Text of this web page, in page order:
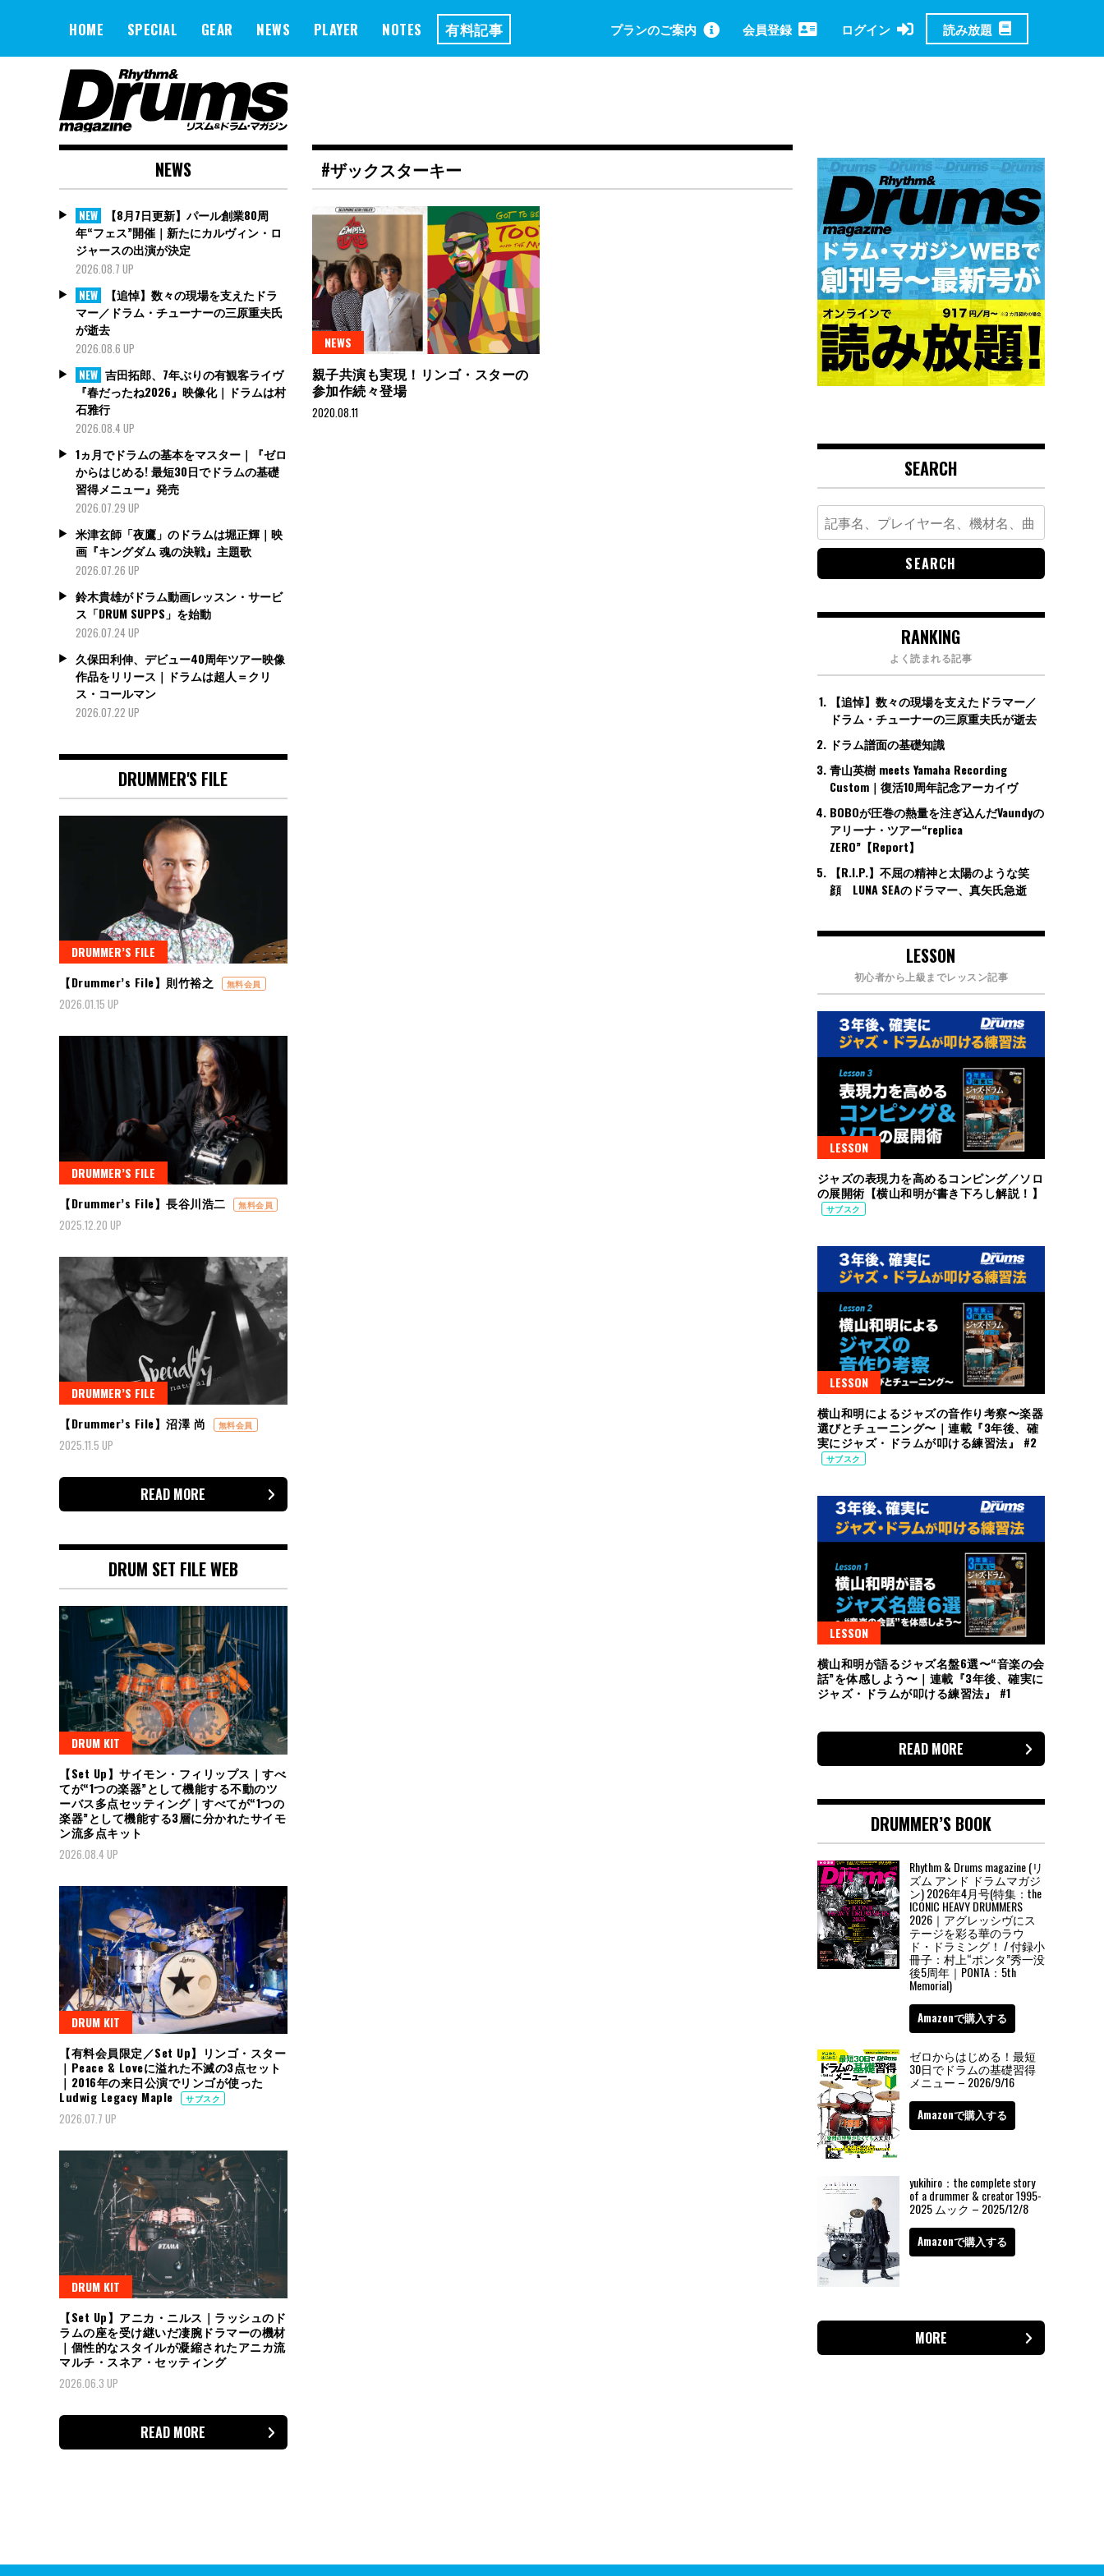
HOME SPECIAL GEAR NEWS PLAYER NOTES 有料記事 プランのご案内 会員登録 ログイン 読み放題
#ザックスターキー
NEWS
親子共演も実現！リンゴ・スターの
参加作続々登場
2020.08.11
NEWS
NEW
【8月7日更新】パール創業80周
年“フェス”開催｜新たにカルヴィン・ロ
ジャースの出演が決定
2026.08.7 UP
NEW
【追悼】数々の現場を支えたドラ
マー／ドラム・チューナーの三原重夫氏
が逝去
2026.08.6 UP
NEW 吉田拓郎、7年ぶりの有観客ライヴ
『春だったね2026』映像化｜ドラムは村
石雅行
2026.08.4 UP
1ヵ月でドラムの基本をマスター｜『ゼロ
からはじめる! 最短30日でドラムの基礎
習得メニュー』発売
2026.07.29 UP
米津玄師「夜鷹」のドラムは堀正輝｜映
画『キングダム 魂の決戦』主題歌
2026.07.26 UP
鈴木貴雄がドラム動画レッスン・サービ
ス「DRUM SUPPS」を始動
2026.07.24 UP
久保田利伸、デビュー40周年ツアー映像
作品をリリース｜ドラムは超人＝クリ
ス・コールマン
2026.07.22 UP
DRUMMER'S FILE
DRUMMER’S FILE
【Drummer’s File】則竹裕之
無料会員
2026.01.15 UP
DRUMMER’S FILE
【Drummer’s File】長谷川浩二
無料会員
2025.12.20 UP
DRUMMER’S FILE
【Drummer’s File】沼澤 尚
無料会員
2025.11.5 UP
READ MORE
DRUM SET FILE WEB
DRUM KIT
【Set Up】サイモン・フィリップス｜すべ
てが“1つの楽器”として機能する不動のツ
ーバス多点セッティング｜すべてが“1つの
楽器”として機能する3層に分かれたサイモ
ン流多点キット
2026.08.4 UP
DRUM KIT
【有料会員限定／Set Up】リンゴ・スター
｜Peace & Loveに溢れた不滅の3点セット
｜2016年の来日公演でリンゴが使った
Ludwig Legacy Maple
サブスク
2026.07.7 UP
DRUM KIT
【Set Up】アニカ・ニルス｜ラッシュのド
ラムの座を受け継いだ凄腕ドラマーの機材
｜個性的なスタイルが凝縮されたアニカ流
マルチ・スネア・セッティング
2026.06.3 UP
READ MORE
SEARCH
Search
for:
RANKING
よく読まれる記事
【追悼】数々の現場を支えたドラマー／
ドラム・チューナーの三原重夫氏が逝去
ドラム譜面の基礎知識
青山英樹 meets Yamaha Recording
Custom｜復活10周年記念アーカイヴ
BOBOが圧巻の熱量を注ぎ込んだVaundyの
アリーナ・ツアー“replica
ZERO”【Report】
【R.I.P.】不屈の精神と太陽のような笑
顔 LUNA SEAのドラマー、真矢氏急逝
LESSON
初心者から上級までレッスン記事
LESSON
ジャズの表現力を高めるコンピング／ソロ
の展開術【横山和明が書き下ろし解説！】
サブスク
LESSON
横山和明によるジャズの音作り考察〜楽器
選びとチューニング〜｜連載『3年後、確
実にジャズ・ドラムが叩ける練習法』 #2
サブスク
LESSON
横山和明が語るジャズ名盤6選〜“音楽の会
話”を体感しよう〜｜連載『3年後、確実に
ジャズ・ドラムが叩ける練習法』 #1
READ MORE
DRUMMER’S BOOK
Rhythm & Drums magazine (リ
ズム アンド ドラムマガジ
ン) 2026年4月号(特集：the
ICONIC HEAVY DRUMMERS
2026｜アグレッシヴにス
テージを彩る華のラウ
ド・ドラミング！ / 付録小
冊子：村上“ポンタ”秀一没
後5周年｜PONTA：5th
Memorial)
Amazonで購入する
ゼロからはじめる！最短
30日でドラムの基礎習得
メニュー – 2026/9/16
Amazonで購入する
yukihiro：the complete story
of a drummer & creator 1995-
2025 ムック – 2025/12/8
Amazonで購入する
MORE